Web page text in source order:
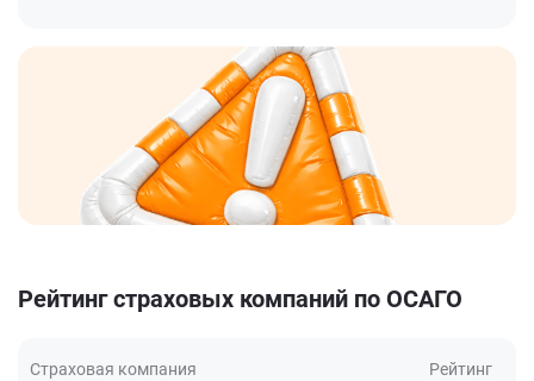
Рейтинг страховых компаний по ОСАГО
Страховая компания Рейтинг